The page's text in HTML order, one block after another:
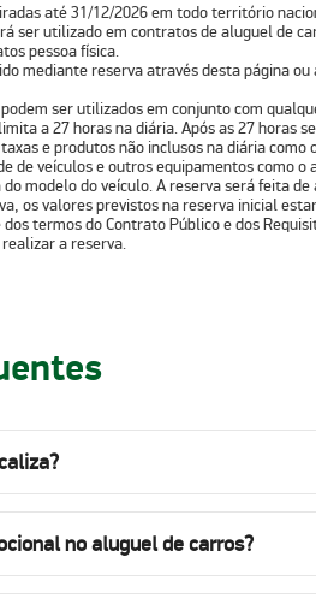
até 31/12/2026 em todo território
ser utilizado em contratos de aluguel de
pessoa física.
mediante reserva através desta página
ser utilizados em conjunto com
a 27 horas na diária. Após as 27 horas
e produtos não inclusos na diária como
de veículos e outros equipamentos como o
modelo do veículo. A reserva será feita
os valores previstos na reserva inicial
termos do Contrato Público e dos
a reserva.
no aluguel de carros?